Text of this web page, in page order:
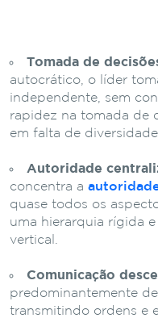
Tomada de
autocrático, o líder
independente, sem
rapidez na tomada de
em falta de diversidade
Autoridade
concentra a
quase todos os
uma hierarquia rígida
vertical.
Comunicação
predominantemente
transmitindo ordens e